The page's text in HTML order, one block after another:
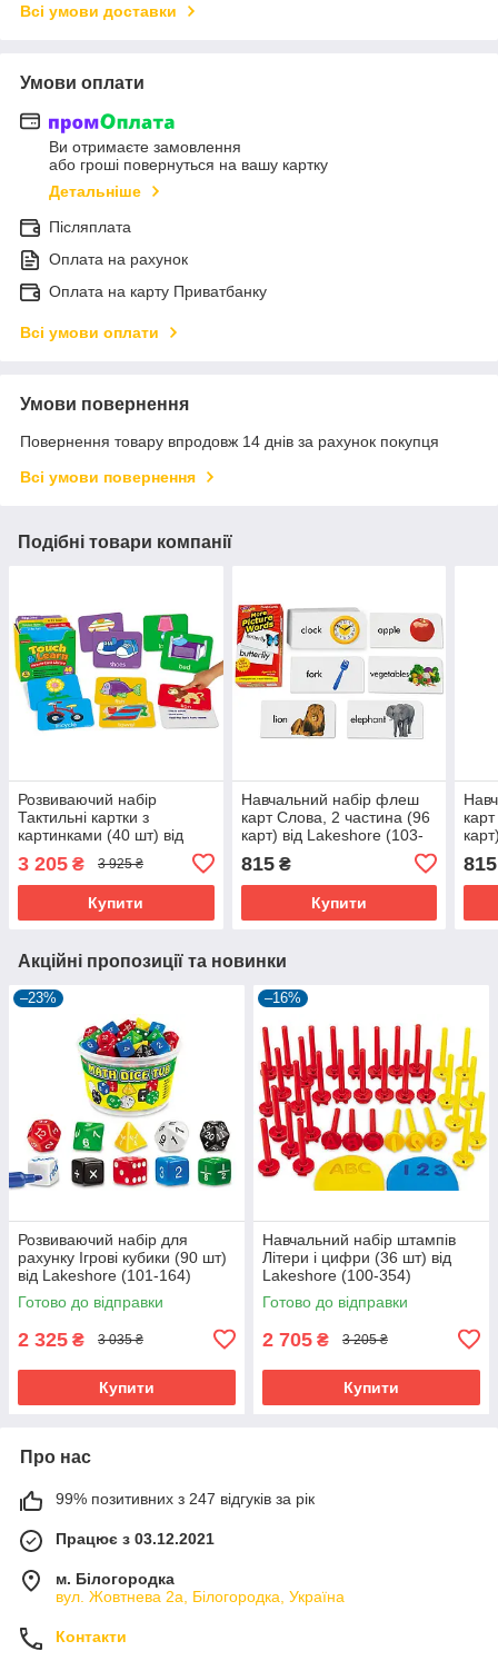
Всі умови доставки
Умови оплати
Ви отримаєте замовлення
або гроші повернуться на вашу картку
Детальніше
Післяплата
Оплата на рахунок
Оплата на карту Приватбанку
Всі умови оплати
Умови повернення
Повернення товару впродовж 14 днів за рахунок покупця
Всі умови повернення
Подібні товари компанії
Розвиваючий набір
Тактильні картки з
картинками (40 шт) від
3 205 ₴ 3 925 ₴
Купити
Навчальний набір флеш
карт Слова, 2 частина (96
карт) від Lakeshore (103-
815₴
Купити
815
Акційні пропозиції та новинки
–23%
Розвиваючий набір для
рахунку Ігрові кубики (90 шт)
від Lakeshore (101-164)
Готово до відправки
2 325 ₴ 3 035 ₴
Купити
–16%
Навчальний набір штампів
Літери і цифри (36 шт) від
Lakeshore (100-354)
Готово до відправки
2 705 ₴ 3 205 ₴
Купити
Про нас
99% позитивних з 247 відгуків за рік
Працює з 03.12.2021
м. Білогородка
вул. Жовтнева 2а, Білогородка, Україна
Контакти